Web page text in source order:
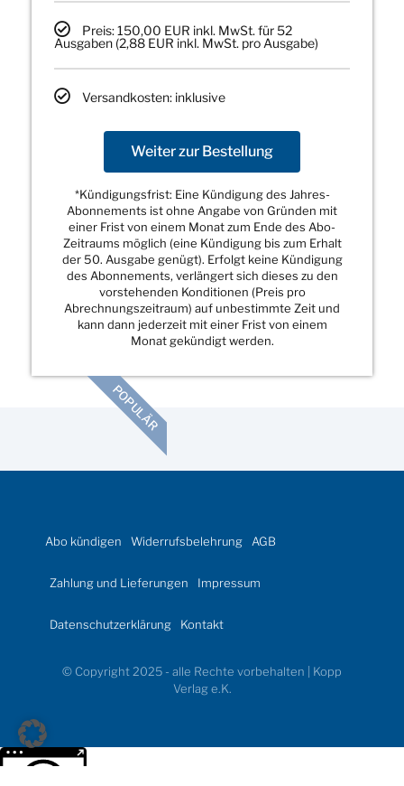
Preis: 150,00 EUR inkl. MwSt. für 52
Ausgaben (2,88 EUR inkl. MwSt. pro Ausgabe)
Versandkosten: inklusive
Weiter zur Bestellung
*Kündigungsfrist: Eine Kündigung des Jahres-
Abonnements ist ohne Angabe von Gründen mit
einer Frist von einem Monat zum Ende des Abo-
Zeitraums möglich (eine Kündigung bis zum Erhalt
der 50. Ausgabe genügt). Erfolgt keine Kündigung
des Abonnements, verlängert sich dieses zu den
vorstehenden Konditionen (Preis pro
Abrechnungszeitraum) auf unbestimmte Zeit und
kann dann jederzeit mit einer Frist von einem
Monat gekündigt werden.
POPULÄR
Abo kündigen Widerrufsbelehrung AGB
Zahlung und Lieferungen Impressum
Datenschutzerklärung Kontakt
© Copyright 2025 - alle Rechte vorbehalten | Kopp
Verlag e.K.
Weitere Informationen über den gesperrten Inhalt.